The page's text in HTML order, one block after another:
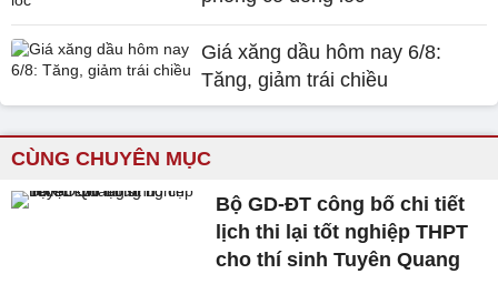
Giá xăng dầu hôm nay 6/8:
Tăng, giảm trái chiều
CÙNG CHUYÊN MỤC
Bộ GD-ĐT công bố chi tiết
lịch thi lại tốt nghiệp THPT
cho thí sinh Tuyên Quang